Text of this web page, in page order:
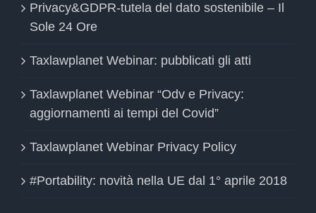
Privacy&GDPR-tutela del dato sostenibile – Il
Sole 24 Ore
Taxlawplanet Webinar: pubblicati gli atti
Taxlawplanet Webinar “Odv e Privacy:
aggiornamenti ai tempi del Covid”
Taxlawplanet Webinar Privacy Policy
#Portability: novità nella UE dal 1° aprile 2018